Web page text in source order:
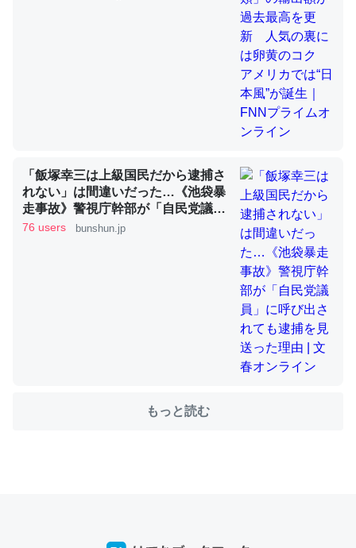
ウチもEchoを実家に置いて４年。でたまに覗いてる。ぼ
ちぼちRingも置こうかと画策中。あと、Googleマップで
位置情報を共有してる。電池残量や充電中かが分かるので
ちょうど同じ理由でEcho Show 8を設定中でした。Prime
とかSpotifyを支払う孝行もできる。一生で親と会える残
り時間を日数にすると1週間とかの人が多いそうだけど、
それを実質100倍以上に伸ばす効果があるはず……
─たまにLINEするくらいだった遠方の父67歳と僕。ITツール導入で
コミュニケーションが劇的に変化した｜tayorini by LIFULL介護
「飯塚幸三は上級国民だから逮捕さ
れない」は間違いだった…《池袋暴
走事故》警視庁幹部が「自民党議
員」に呼び出されても逮捕を見送っ
76 users bunshun.jp
もっと読む